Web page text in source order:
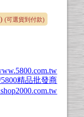
)(可選貨到付款)
5800精品批發商